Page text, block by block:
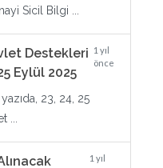
Sicil Bilgi ...
Destekleri
Eylül 2025
1 yıl
önce
23, 24, 25
...
1 yıl